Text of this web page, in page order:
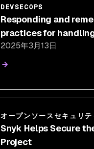
DEVSECOPS
Responding and
practices for
2025年3月13日
オープンソースセキュリテ
Snyk Helps Secure
Project